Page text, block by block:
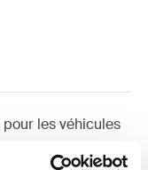
les véhicules